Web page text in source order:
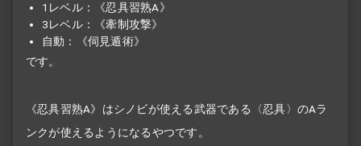
1レベル：《忍具習熟A》
3レベル：《牽制攻撃》
自動：《伺見遁術》
です。
《忍具習熟A》はシノビが使える武器である〈忍具〉のAラ
ンクが使えるようになるやつです。